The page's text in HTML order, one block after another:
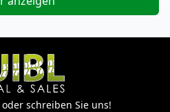
schreiben Sie uns!